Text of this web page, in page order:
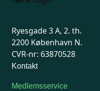
Ryesgade 3 A, 2. th.
2200 København N.
CVR-nr: 63870528
Kontakt
Medlemsservice